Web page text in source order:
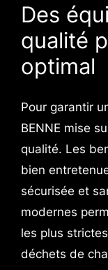
Des
qualité
optimal
Pour garantir
BENNE mise
qualité. Les
bien
sécurisée et
modernes
les plus
déchets de